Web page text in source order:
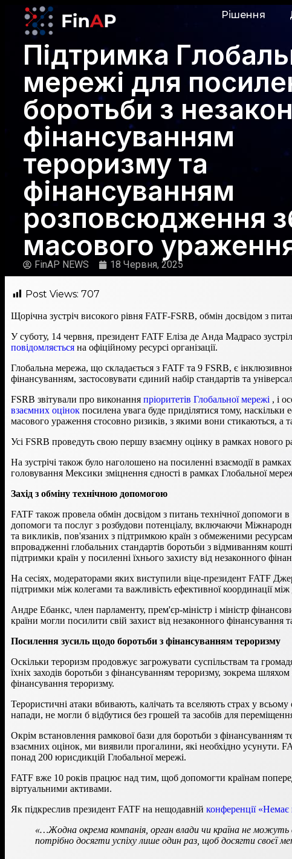
Рішення
Підтримка
мережі для
боротьби з
фінансуванням
тероризму та
фінансуванням
розповсюдження
масового
FinAP NEWS 18 Червня, 2025
Post Views: 707
Щорічна зустріч високого рівня FATF-FSRB, обмін досвідом з
У суботу, 14 червня, президент FATF Еліза де Анда Мадрасо
повідомляється на офіційному ресурсі організації.
Глобальна мережа, що складається з FATF та 9 FSRB, є
фінансуванням, застосовувати єдиний набір стандартів та
FSRB звітували про виконання пріоритетів Глобальної мережі , і
взаємних оцінок посилена увага буде приділятися тому,
масового ураження стосовно ризиків, з якими вони стикаються, а
Усі FSRB проведуть свою першу взаємну оцінку в рамках нового
На зустрічі також було наголошено на посиленні взаємодії в
головування Мексики зміцнення єдності в рамках Глобальної
Захід з обміну технічною допомогою
FATF також провела обмін досвідом з питань технічної допомоги в
допомоги та послуг з розбудови потенціалу, включаючи
та викликів, пов'язаних з підтримкою країн з обмеженими
впровадженні глобальних стандартів боротьби з відмиванням
підтримки країн у посиленні їхнього захисту від незаконного
На сесіях, модераторами яких виступили віце-президент FATF
підтримки між колегами та важливість ефективної координації
Андре Ебанкс, член парламенту, прем'єр-міністр і міністр
країни могли посилити свій захист від незаконного фінансування
Посилення зусиль щодо боротьби з фінансуванням тероризму
Оскільки тероризм продовжує загрожувати суспільствам та
їхніх заходів боротьби з фінансуванням тероризму, зокрема
фінансування тероризму.
Терористичні атаки вбивають, калічать та вселяють страх у
напади, не могли б відбутися без грошей та засобів для
Окрім встановлення рамкової бази для боротьби з
взаємних оцінок, ми виявили прогалини, які необхідно усунути.
понад 200 юрисдикцій Глобальної мережі.
FATF вже 10 років працює над тим, щоб допомогти країнам
віртуальними активами.
Як підкреслив президент FATF на нещодавній конференції
«…Жодна окрема компанія, орган влади чи країна не
потрібно досягти успіху лише один раз, щоб досягти своєї